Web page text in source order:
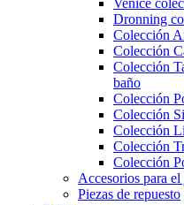
Dronning
Colección
Colección
Colección
baño
Colección
Colección
Colección
Colección
Colección
Accesorios para
Piezas de repuesto